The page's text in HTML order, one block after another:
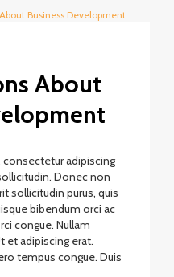
About
adipiscing
Donec non
sollicitudin purus, quis
bibendum orci ac
congue. Nullam
et adipiscing erat.
tempus congue. Duis